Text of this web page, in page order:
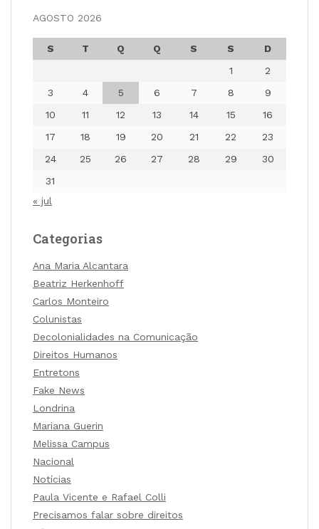
AGOSTO 2026
S T Q Q S S
D
1
2
3
4 5 6 7 8
9
10
11 12 13 14 15
16
17
18 19 20 21 22
23
24
25 26 27 28 29
30
31
« jul
Categorias
Ana Maria Alcantara
Beatriz Herkenhoff
Carlos Monteiro
Colunistas
Decolonialidades na Comunicação
Direitos Humanos
Entretons
Fake News
Londrina
Mariana Guerin
Melissa Campus
Nacional
Notícias
Paula Vicente e Rafael Colli
Precisamos falar sobre direitos